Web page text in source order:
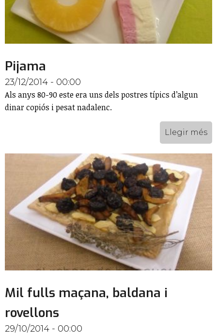
Pijama
23/12/2014 - 00:00
Als anys 80-90 este era uns dels postres típics d’algun
dinar copiós i pesat nadalenc.
Llegir més
Mil fulls maçana, baldana i
rovellons
29/10/2014 - 00:00